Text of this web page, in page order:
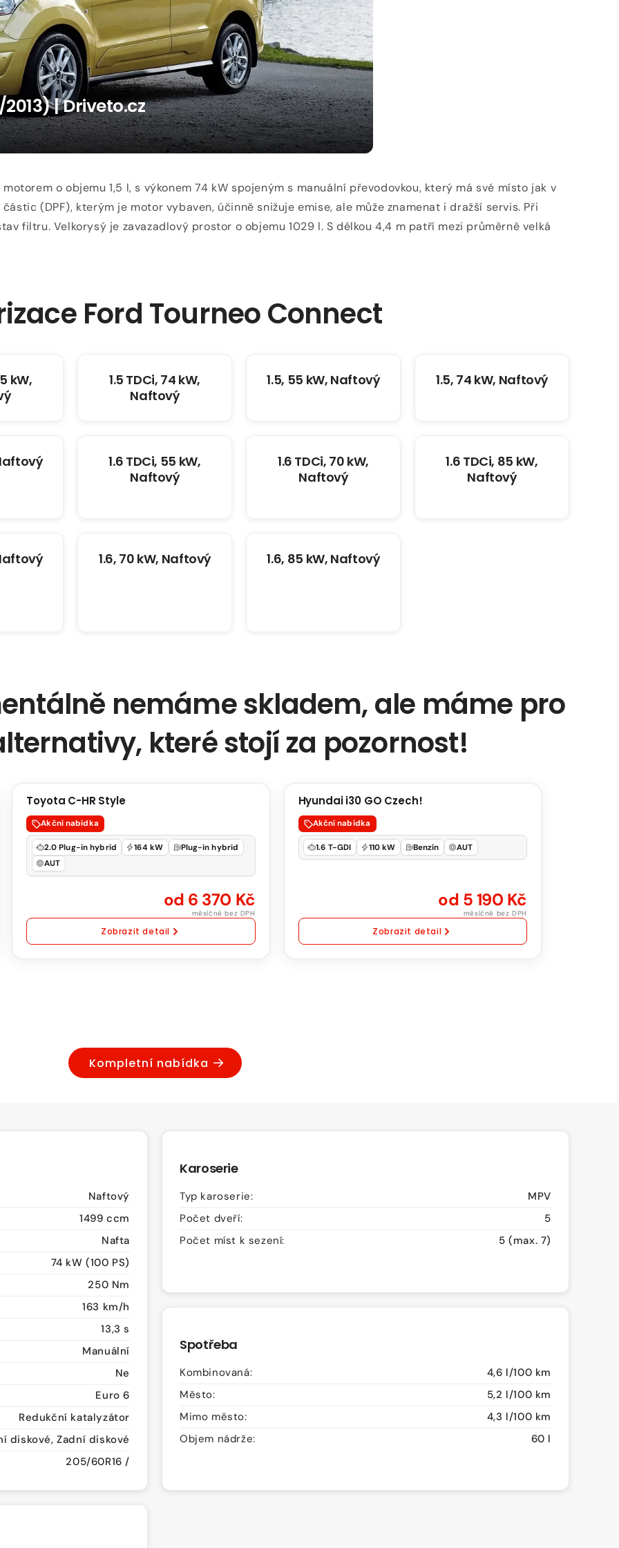
1
v
modálním
okně
| Driveto.cz
o objemu 1,5 l, s výkonem 74 kW spojeným s manuální převodovkou, který má své místo jak v
(DPF), kterým je motor vybaven, účinně snižuje emise, ale může znamenat i dražší servis. Při
filtru. Velkorysý je zavazadlový prostor o objemu 1029 l. S délkou 4,4 m patří mezi průměrně velká
Ford Tourneo Connect
kW,
1.5 TDCi, 74 kW,
Naftový
1.5, 55 kW, Naftový 1.5, 74 kW, Naftový
1.6 TDCi, 55 kW,
Naftový
1.6 TDCi, 70 kW,
Naftový
1.6 TDCi, 85 kW,
Naftový
1.6, 70 kW, Naftový 1.6, 85 kW, Naftový
nemáme skladem, ale máme pro
které stojí za pozornost!
HR
Style
2.0
kW
Natural
SKLADEM
Toyota C-HR Style
Akční nabídka
2.0 Plug-in hybrid 164 kW
Plug-in hybrid
AUT
Zobrazit detail
od 6 370 Kč
měsíčně bez DPH
GO
Czech!
110
kW
SKLADEM
Hyundai i30 GO Czech!
Akční nabídka
1.6 T-GDI 110 kW Benzín AUT
Zobrazit detail
od 5 190 Kč
měsíčně bez DPH
Kompletní nabídka
Naftový
1499 ccm
Nafta
74 kW (100 PS)
250 Nm
163 km/h
13,3 s
Manuální
Ne
Euro 6
Redukční katalyzátor
diskové, Zadní diskové
205/60R16 /
Karoserie
Typ karoserie:
MPV
Počet dveří:
5
Počet míst k sezení:
5 (max. 7)
Spotřeba
Kombinovaná:
4,6 l/100 km
Město:
5,2 l/100 km
Mimo město:
4,3 l/100 km
Objem nádrže:
60 l